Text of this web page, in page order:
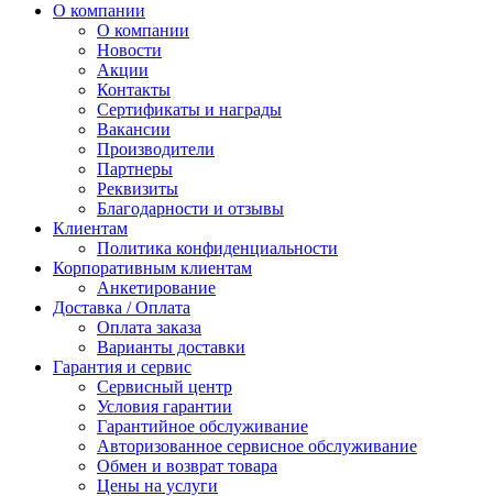
О компании
О компании
Новости
Акции
Контакты
Сертификаты и награды
Вакансии
Производители
Партнеры
Реквизиты
Благодарности и отзывы
Клиентам
Политика конфиденциальности
Корпоративным клиентам
Анкетирование
Доставка / Оплата
Оплата заказа
Варианты доставки
Гарантия и сервис
Сервисный центр
Условия гарантии
Гарантийное обслуживание
Авторизованное сервисное обслуживание
Обмен и возврат товара
Цены на услуги